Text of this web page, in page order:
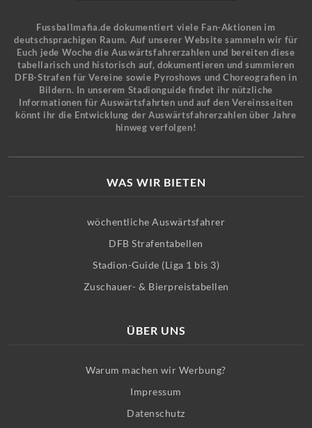
Fussballmafia.de dokumentiert viele Fan-Aktionen im
deutschsprachigen Raum. Auf unserer Website sammeln wir für
Euch jede Woche die Auswärtsfahrerzahlen und bereiten diese
tabellarisch und historisch auf, dokumentieren und summieren
DFB-Strafen für Vereine sowie Pyroshows und Choreografien in
Bildern. In unserem Stadionguide findet ihr nützliche
Informationen für Auswärtsfahrten und auf den Vereinsseiten
könnt ihr die Entwicklung der Auswärtsfahrerzahlen über Jahre
hinweg verfolgen!
WAS WIR BIETEN
wöchentliche Auswärtsfahrer
DFB Strafentabellen
Stadion-Guide (Liga 1 bis 3)
Zuschauer- & Bierpreistabellen
ÜBER UNS
Warum machen wir Werbung?
Impressum
Datenschutz